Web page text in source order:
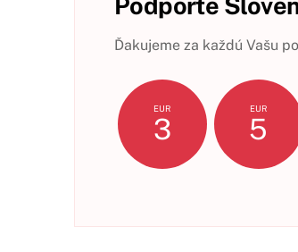
Ďakujeme za každú Vašu
EUR
3
EUR
5